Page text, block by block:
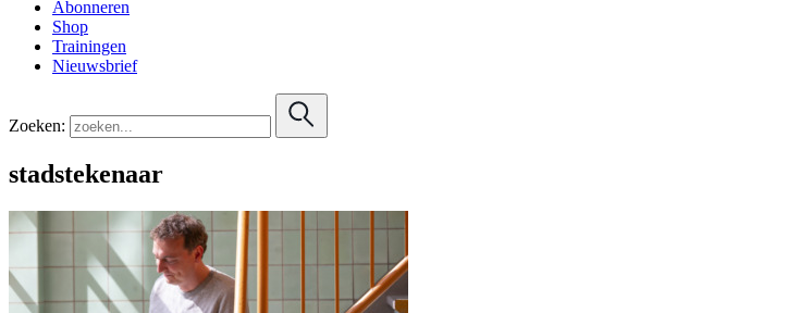
Abonneren
Shop
Trainingen
Nieuwsbrief
Zoeken:
stadstekenaar